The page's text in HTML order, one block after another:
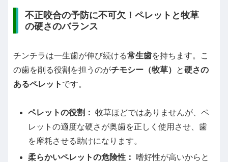
不正咬合の予防に不可欠！ペレットと牧草
の硬さのバランス
チンチラは一生歯が伸び続ける常生歯を持ちます。こ
の歯を削る役割を担うのがチモシー（牧草） と硬さの
あるペレット です。
ペレットの役割： 牧草ほどではありませんが、ペ
レットの適度な硬さが奥歯を正しく使用させ、歯
を摩耗させる助けになります。
柔らかいペレットの危険性：
嗜好性が高いからと